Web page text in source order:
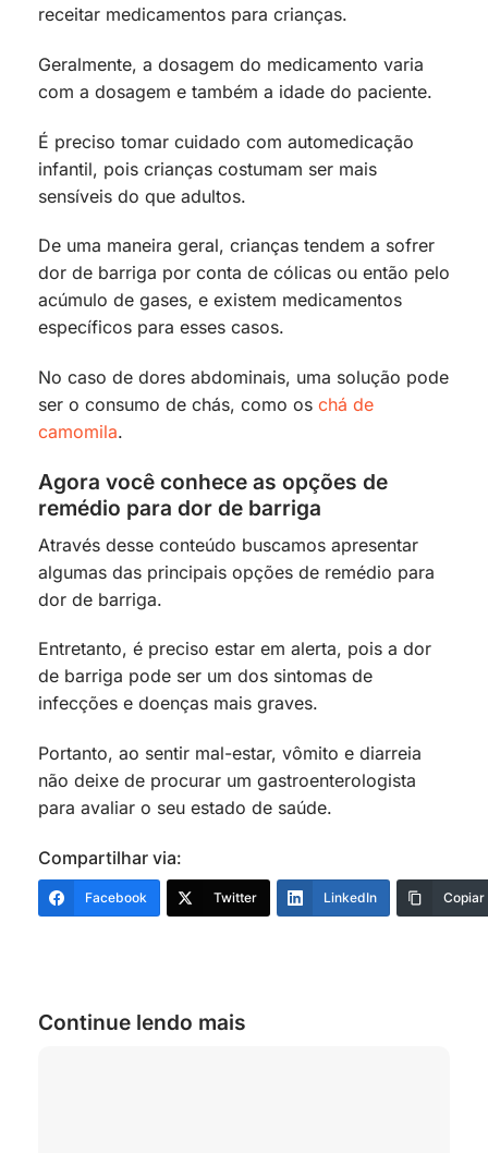
receitar medicamentos para crianças.
Geralmente, a dosagem do medicamento varia
com a dosagem e também a idade do paciente.
É preciso tomar cuidado com automedicação
infantil, pois crianças costumam ser mais
sensíveis do que adultos.
De uma maneira geral, crianças tendem a sofrer
dor de barriga por conta de cólicas ou então pelo
acúmulo de gases, e existem medicamentos
específicos para esses casos.
No caso de dores abdominais, uma solução pode
ser o consumo de chás, como os chá de
camomila.
Agora você conhece as opções de
remédio para dor de barriga
Através desse conteúdo buscamos apresentar
algumas das principais opções de remédio para
dor de barriga.
Entretanto, é preciso estar em alerta, pois a dor
de barriga pode ser um dos sintomas de
infecções e doenças mais graves.
Portanto, ao sentir mal-estar, vômito e diarreia
não deixe de procurar um gastroenterologista
para avaliar o seu estado de saúde.
Compartilhar via:
Facebook Twitter LinkedIn Copiar
Continue lendo mais